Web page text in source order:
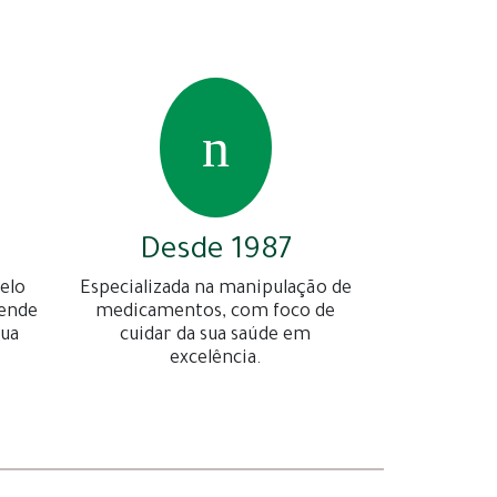
Desde 1987
Especializada na manipulação de
medicamentos, com foco de
cuidar da sua saúde em
excelência.